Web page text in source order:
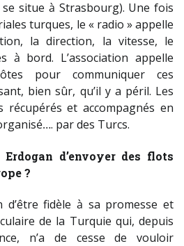
situe à Strasbourg). Une fois
turques, le « radio » appelle
la direction, la vitesse, le
à bord. L’association appelle
pour communiquer ces
bien sûr, qu’il y a péril. Les
et accompagnés en
par des Turcs.
d’envoyer des flots
?
d’être fidèle à sa promesse et
de la Turquie qui, depuis
n’a de cesse de vouloir